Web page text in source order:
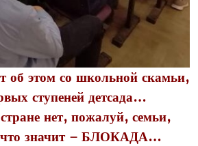
школьной скамьи,
детсада…
пожалуй, семьи,
– БЛОКАДА…